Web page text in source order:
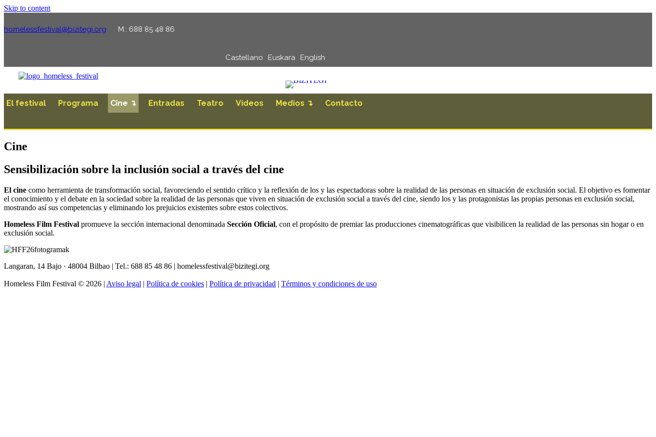
Skip to content
homelessfestival@bizitegi.org M.: 688 85 48 86
Castellano Euskara English
El festival Programa Cine ↴ Entradas Teatro Vídeos Medios ↴ Contacto
Cine
Sensibilización sobre la inclusión social a través del cine
El cine como herramienta de transformación social, favoreciendo el sentido crítico y la reflexión de los y las espectadoras sobre la realidad de las personas en situación de exclusión social. El objetivo es fomentar
el conocimiento y el debate en la sociedad sobre la realidad de las personas que viven en situación de exclusión social a través del cine, siendo los y las protagonistas las propias personas en exclusión social,
mostrando así sus competencias y eliminando los prejuicios existentes sobre estos colectivos.
Homeless Film Festival promueve la sección internacional denominada Sección Oficial, con el propósito de premiar las producciones cinematográficas que visibilicen la realidad de las personas sin hogar o en
exclusión social.
Langaran, 14 Bajo · 48004 Bilbao | Tel.: 688 85 48 86 | homelessfestival@bizitegi.org
Homeless Film Festival © 2026 | Aviso legal | Política de cookies | Política de privacidad | Términos y condiciones de uso